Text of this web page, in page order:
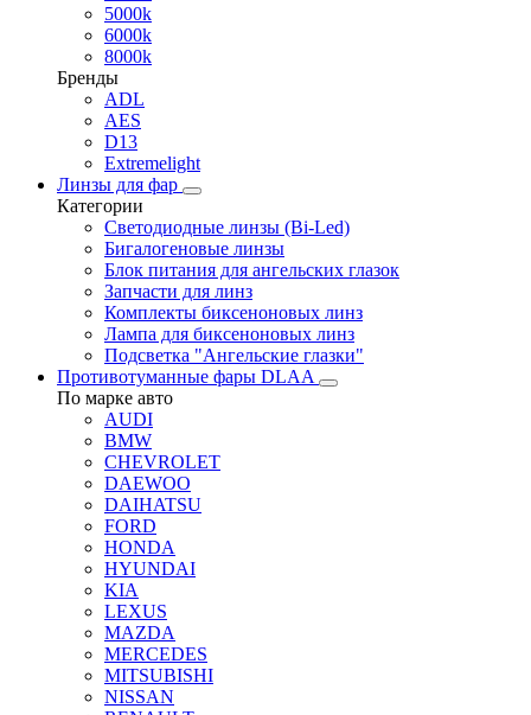
5000k
6000k
8000k
Бренды
ADL
AES
D13
Extremelight
Линзы для фар
Категории
Светодиодные линзы (Bi-Led)
Бигалогеновые линзы
Блок питания для ангельских глазок
Запчасти для линз
Комплекты биксеноновых линз
Лампа для биксеноновых линз
Подсветка "Ангельские глазки"
Противотуманные фары DLAA
По марке авто
AUDI
BMW
CHEVROLET
DAEWOO
DAIHATSU
FORD
HONDA
HYUNDAI
KIA
LEXUS
MAZDA
MERCEDES
MITSUBISHI
NISSAN